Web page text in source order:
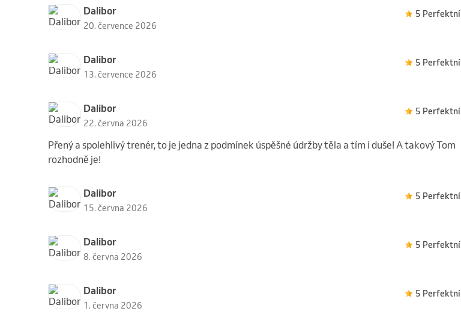
Dalibor
20. července 2026
5 Perfektní
Dalibor
13. července 2026
5 Perfektní
Dalibor
22. června 2026
5 Perfektní
Přený a spolehlivý trenér, to je jedna z podmínek úspěšné údržby těla a tím i duše! A takový Tom
rozhodně je!
Dalibor
15. června 2026
5 Perfektní
Dalibor
8. června 2026
5 Perfektní
Dalibor
1. června 2026
5 Perfektní